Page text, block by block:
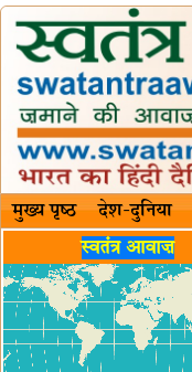
मुख्य पृष्ठ देश-दुनिया
स्वतंत्र आवाज़